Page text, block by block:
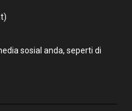
sosial anda, seperti di